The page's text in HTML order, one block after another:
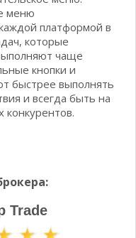
меню
платформой в
которые
чаще
кнопки и
быстрее выполнять
и всегда быть на
конкурентов.
Trade